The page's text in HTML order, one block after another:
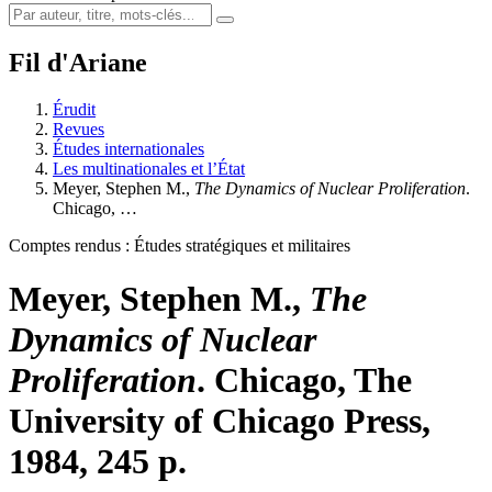
Fil d'Ariane
Érudit
Revues
Études internationales
Les multinationales et l’État
Meyer, Stephen M., The Dynamics of Nuclear Proliferation.
Chicago, …
Comptes rendus : Études stratégiques et militaires
Meyer, Stephen M., The
Dynamics of Nuclear
Proliferation. Chicago, The
University of Chicago Press,
1984, 245 p.